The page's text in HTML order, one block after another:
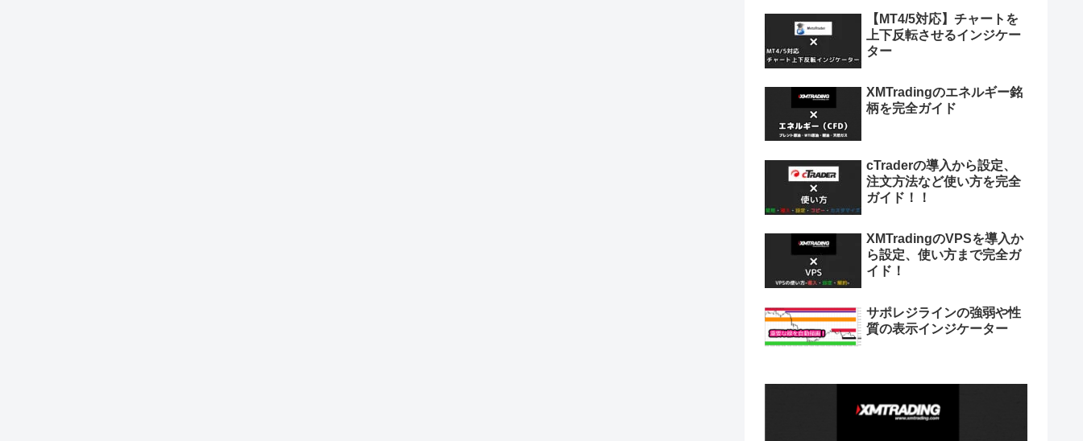
【MT4/5対応】チャートを
上下反転させるインジケー
ター
XMTradingのエネルギー銘
柄を完全ガイド
cTraderの導入から設定、
注文方法など使い方を完全
ガイド！！
XMTradingのVPSを導入か
ら設定、使い方まで完全ガ
イド！
サポレジラインの強弱や性
質の表示インジケーター